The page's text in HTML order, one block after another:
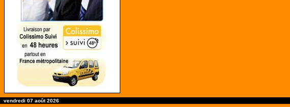
vendredi 07 août 2026